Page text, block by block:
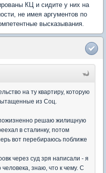
КЦ и сидите у них на
не имея аргументов по
высказывания.
на ту квартиру, которую
из Соц.
решаю жилищную
в сталинку, потом
вот перебираюсь поближе
через суд зря написали - я
знаю, что к чему. С